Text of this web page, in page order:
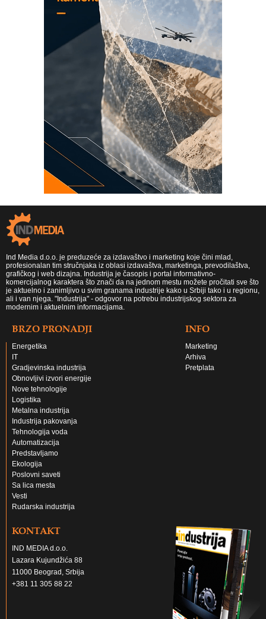
Ind Media d.o.o. je preduzeće za izdavaštvo i marketing koje čini mlad,
profesionalan tim stručnjaka iz oblasi izdavaštva, marketinga, prevodilaštva,
grafičkog i web dizajna. Industrija je časopis i portal informativno-
komercijalnog karaktera što znači da na jednom mestu možete pročitati sve što
je aktuelno i zanimljivo u svim granama industrije kako u Srbiji tako i u regionu,
ali i van njega. "Industrija" - odgovor na potrebu industrijskog sektora za
modernim i aktuelnim informacijama.
BRZO PRONADJI
Energetika
IT
Gradjevinska industrija
Obnovljivi izvori energije
Nove tehnologije
Logistika
Metalna industrija
Industrija pakovanja
Tehnologija voda
Automatizacija
Predstavljamo
Ekologija
Poslovni saveti
Sa lica mesta
Vesti
Rudarska industrija
INFO
Marketing
Arhiva
Pretplata
KONTAKT
IND MEDIA d.o.o.
Lazara Kujundžića 88
11000 Beograd, Srbija
+381 11 305 88 22